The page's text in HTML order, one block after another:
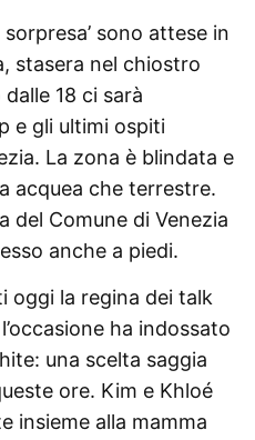
sono attese in
stasera nel chiostro
18 ci sarà
e gli ultimi ospiti
La zona è blindata e
acquea che terrestre.
del Comune di Venezia
anche a piedi.
oggi la regina dei talk
ha indossato
una scelta saggia
ore. Kim e Khloé
insieme alla mamma